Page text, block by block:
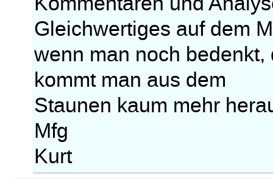
Gleichwertiges auf dem
wenn man noch
kommt man aus dem
Staunen kaum mehr
Mfg
Kurt